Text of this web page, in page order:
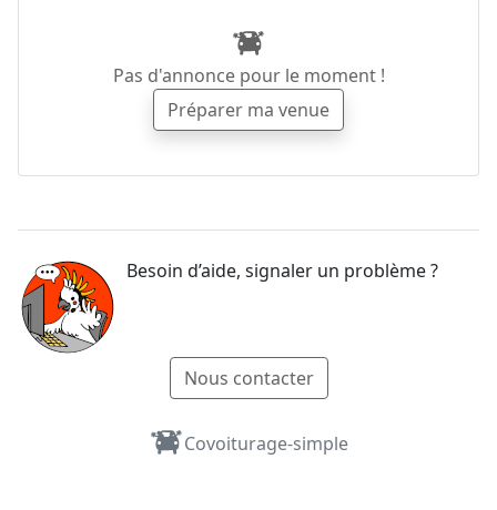
Pas d'annonce pour le moment !
Préparer ma venue
Besoin d’aide, signaler un problème ?
Nous contacter
Covoiturage-simple